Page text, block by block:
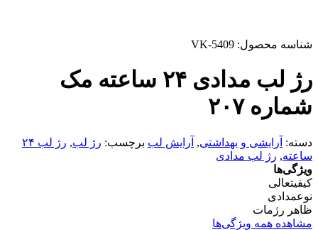
شناسه محصول: VK-5409
رژ لب مدادی ۲۴ ساعته مک
شماره ۲۰۷
دسته: آرایشی و بهداشتی, آرایش لب برچسب: رژ لب,
رژ لب ۲۴
ساعته, رژ لب مدادی
ویژگی‌ها
کیفیتعالی
نوعمدادی
ظاهر رژ مات
مشاهده همه ویژگی‌ها